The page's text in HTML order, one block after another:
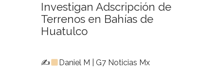
Investigan Adscripción de
Terrenos en Bahías de
Huatulco
✍
Daniel M | G7 Noticias Mx